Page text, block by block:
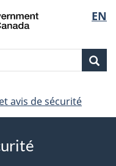
de
la
EN
avis de sécurité